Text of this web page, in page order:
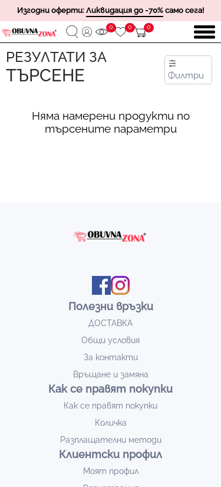
Изгодни оферти: Ликвидация до -70% само сега!
0 0 0
РЕЗУЛТАТИ ЗА
ТЪРСЕНЕ Филтри
Няма намерени продукти по
търсените параметри
Полезни връзки
ДОСТАВКА
Общи условия
За контакти
Връщане и замяна
Как се правят покупки
Как се правят покупки
Количка
Разплащателни методи
Клиентски профил
Моят профил